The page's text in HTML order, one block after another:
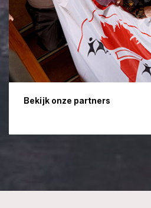
Bekijk onze partners